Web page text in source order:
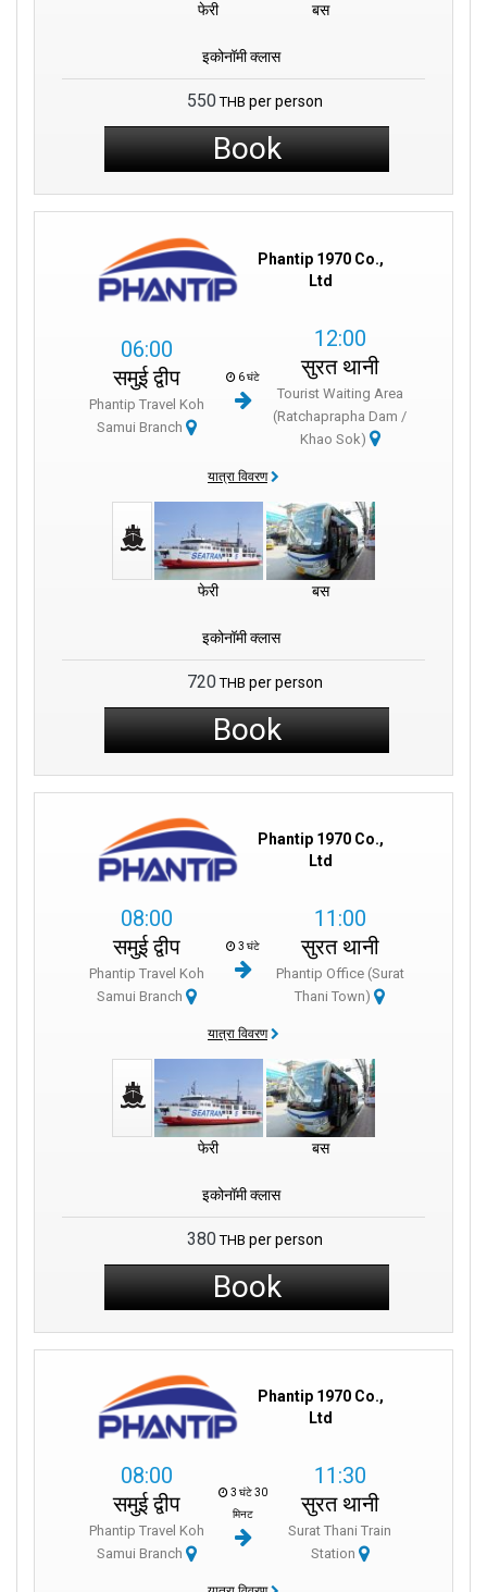
फेरी बस
इकोनॉमी क्लास
550 THB per person
Book
Phantip 1970 Co.,
Ltd
06:00
समुई द्वीप
Phantip Travel Koh
Samui Branch
6 घंटे
12:00
सुरत थानी
Tourist Waiting Area
(Ratchaprapha Dam /
Khao Sok)
यात्रा विवरण
फेरी बस
इकोनॉमी क्लास
720 THB per person
Book
Phantip 1970 Co.,
Ltd
08:00
समुई द्वीप
Phantip Travel Koh
Samui Branch
3 घंटे
11:00
सुरत थानी
Phantip Office (Surat
Thani Town)
यात्रा विवरण
फेरी बस
इकोनॉमी क्लास
380 THB per person
Book
Phantip 1970 Co.,
Ltd
08:00
समुई द्वीप
Phantip Travel Koh
Samui Branch
3 घंटे 30
मिनट
11:30
सुरत थानी
Surat Thani Train
Station